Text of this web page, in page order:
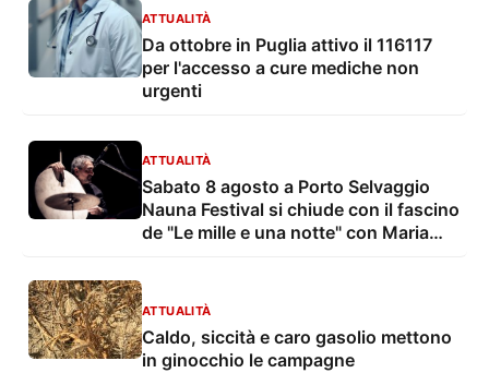
ATTUALITÀ
Da ottobre in Puglia attivo il 116117
per l'accesso a cure mediche non
urgenti
ATTUALITÀ
Sabato 8 agosto a Porto Selvaggio
Nauna Festival si chiude con il fascino
de "Le mille e una notte" con Maria
ATTUALITÀ
Caldo, siccità e caro gasolio mettono
in ginocchio le campagne